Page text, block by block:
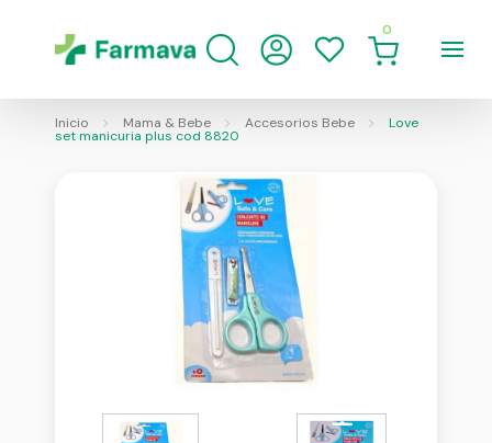
0
Inicio Mama & Bebe Accesorios Bebe Love
set manicuria plus cod 8820